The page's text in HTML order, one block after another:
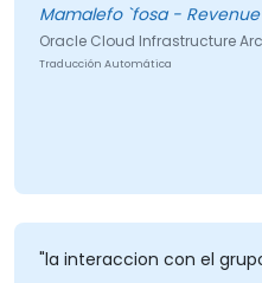
Mamalefo `fosa
Oracle Cloud Infrastructure
Traducción Automática
"la interaccion con el